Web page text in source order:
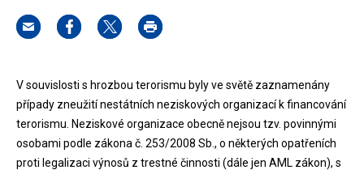
V souvislosti s hrozbou terorismu byly ve světě zaznamenány
případy zneužití nestátních neziskových organizací k financování
terorismu. Neziskové organizace obecně nejsou tzv. povinnými
osobami podle zákona č. 253/2008 Sb., o některých opatřeních
proti legalizaci výnosů z trestné činnosti (dále jen AML zákon), s